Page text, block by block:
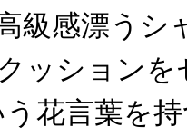
級感漂うシ
ッションを
う花言葉を